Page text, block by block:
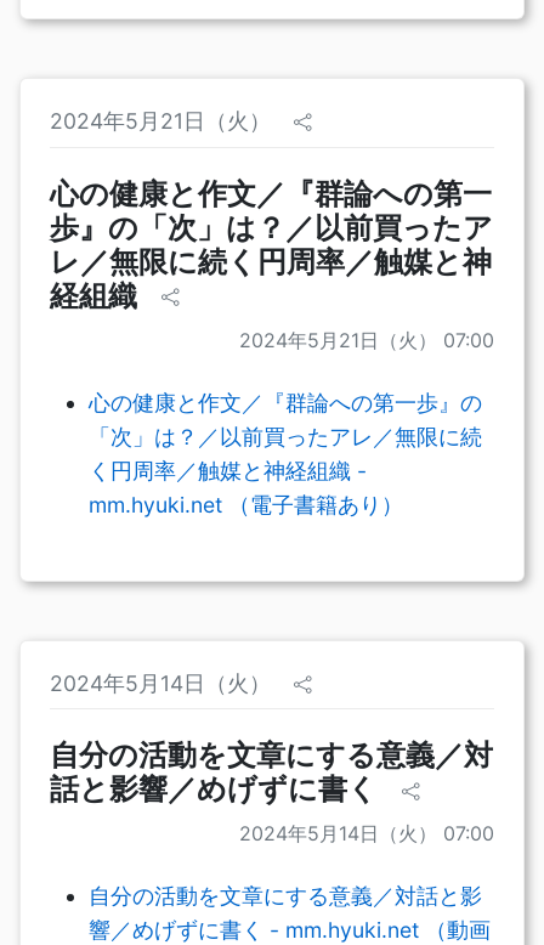
2024年5月21日（火）
心の健康と作文／『群論への第一
歩』の「次」は？／以前買ったア
レ／無限に続く円周率／触媒と神
経組織
2024年5月21日（火） 07:00
心の健康と作文／『群論への第一歩』の
「次」は？／以前買ったアレ／無限に続
く円周率／触媒と神経組織 -
mm.hyuki.net （電子書籍あり）
2024年5月14日（火）
自分の活動を文章にする意義／対
話と影響／めげずに書く
2024年5月14日（火） 07:00
自分の活動を文章にする意義／対話と影
響／めげずに書く - mm.hyuki.net （動画